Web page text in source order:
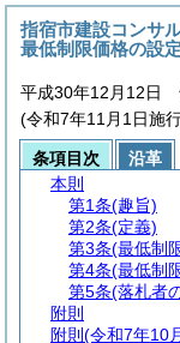
指宿市建設コンサ
最低制限価格の設
平成30年12月12日
(令和7年11月1日施
条項目次
沿革
本則
第1条(趣旨)
第2条(定義)
第3条(最低制
第4条(最低制
第5条(落札者
附則
附則 (令和7年10